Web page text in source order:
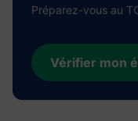
Préparez-vous au
Vérifier mon